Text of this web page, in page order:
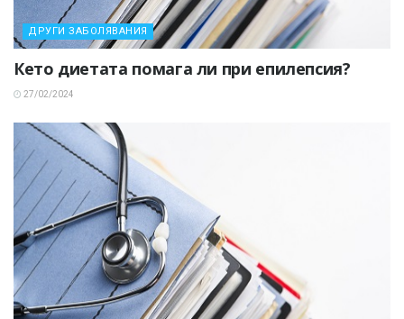
ДРУГИ ЗАБОЛЯВАНИЯ
Кето диетата помага ли при епилепсия?
27/02/2024